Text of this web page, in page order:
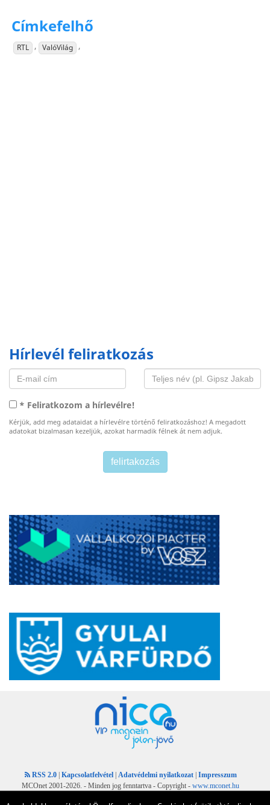
Címkefelhő
RTL , ValóVilág ,
Hírlevél feliratkozás
* Feliratkozom a hírlevélre!
Kérjük, add meg adataidat a hírlevélre történő feliratkozáshoz! A megadott
adatokat bizalmasan kezeljük, azokat harmadik félnek át nem adjuk.
RSS 2.0 | Kapcsolatfelvétel | Adatvédelmi nyilatkozat | Impresszum
MCOnet 2001-2026. - Minden jog fenntartva - Copyright - www.mconet.hu